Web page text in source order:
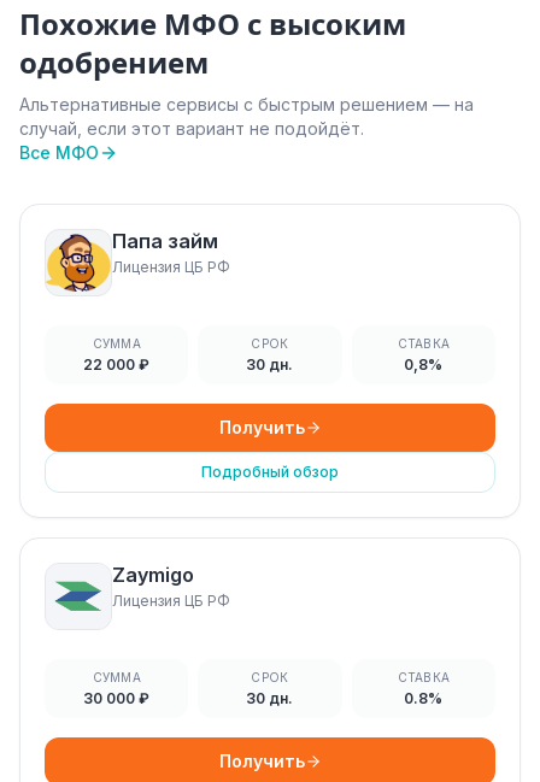
Похожие МФО с высоким
одобрением
Альтернативные сервисы с быстрым решением — на
случай, если этот вариант не подойдёт.
Все МФО
Папа займ
Лицензия ЦБ РФ
СУММА
22 000 ₽
СРОК
30 дн.
СТАВКА
0,8%
Получить
Подробный обзор
Zaymigo
Лицензия ЦБ РФ
СУММА
30 000 ₽
СРОК
30 дн.
СТАВКА
0.8%
Получить